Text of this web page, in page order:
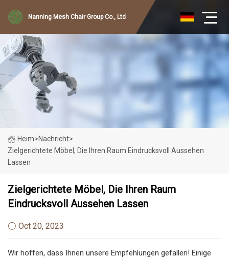
Nanning Mesh Chair Group Co., Ltd
Heim>Nachricht>
Zielgerichtete Möbel, Die Ihren Raum Eindrucksvoll Aussehen
Lassen
Zielgerichtete Möbel, Die Ihren Raum
Eindrucksvoll Aussehen Lassen
Oct 20, 2023
Wir hoffen, dass Ihnen unsere Empfehlungen gefallen! Einige